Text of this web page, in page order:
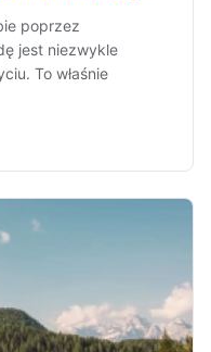
poprzez
jest niezwykle
To właśnie